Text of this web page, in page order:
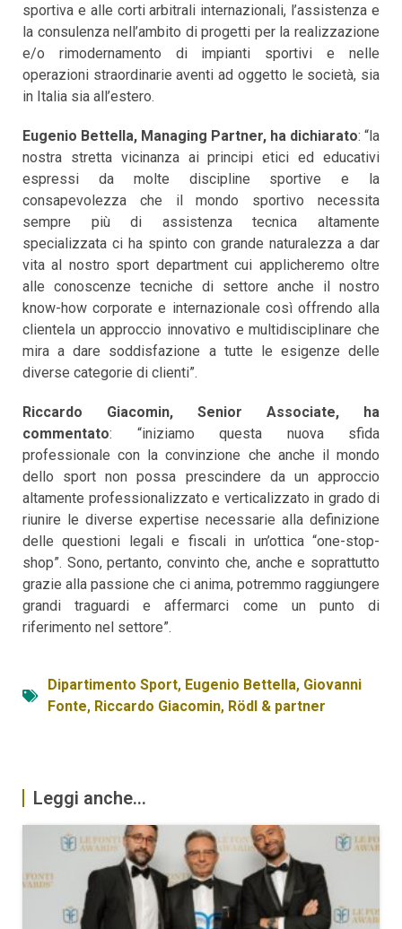
sportiva e alle corti arbitrali internazionali, l’assistenza e
la consulenza nell’ambito di progetti per la realizzazione
e/o rimodernamento di impianti sportivi e nelle
operazioni straordinarie aventi ad oggetto le società, sia
in Italia sia all’estero.
Eugenio Bettella, Managing Partner, ha dichiarato: “la
nostra stretta vicinanza ai principi etici ed educativi
espressi da molte discipline sportive e la
consapevolezza che il mondo sportivo necessita
sempre più di assistenza tecnica altamente
specializzata ci ha spinto con grande naturalezza a dar
vita al nostro sport department cui applicheremo oltre
alle conoscenze tecniche di settore anche il nostro
know-how corporate e internazionale così offrendo alla
clientela un approccio innovativo e multidisciplinare che
mira a dare soddisfazione a tutte le esigenze delle
diverse categorie di clienti”.
Riccardo Giacomin, Senior Associate, ha
commentato: “iniziamo questa nuova sfida
professionale con la convinzione che anche il mondo
dello sport non possa prescindere da un approccio
altamente professionalizzato e verticalizzato in grado di
riunire le diverse expertise necessarie alla definizione
delle questioni legali e fiscali in un’ottica “one-stop-
shop”. Sono, pertanto, convinto che, anche e soprattutto
grazie alla passione che ci anima, potremmo raggiungere
grandi traguardi e affermarci come un punto di
riferimento nel settore”.
Dipartimento Sport, Eugenio Bettella, Giovanni
Fonte, Riccardo Giacomin, Rödl & partner
Leggi anche...